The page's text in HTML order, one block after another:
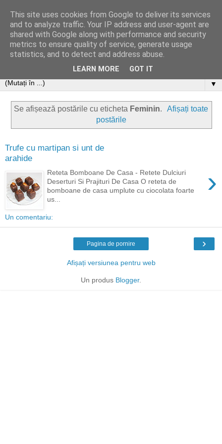
▼
Se afișează postările cu eticheta Feminin.
Afișați toate
postările
Trufe cu martipan si unt de
arahide
›
Reteta Bomboane De Casa - Retete Dulciuri
Deserturi Si Prajituri De Casa O reteta de
bomboane de casa umplute cu ciocolata foarte
us...
Un comentariu:
›
Pagina de pornire
Afișați versiunea pentru web
Un produs Blogger.
This site uses cookies from Google to deliver its services
and to analyze traffic. Your IP address and user-agent are
shared with Google along with performance and security
metrics to ensure quality of service, generate usage
statistics, and to detect and address abuse.
LEARN MORE GOT IT